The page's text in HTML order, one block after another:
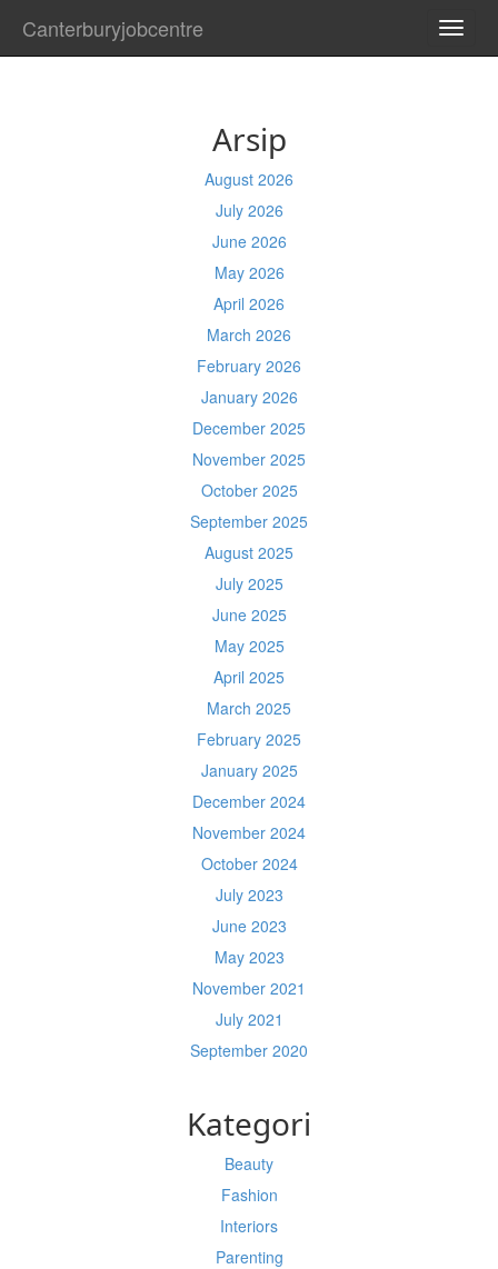
Canterburyjobcentre
Arsip
August 2026
July 2026
June 2026
May 2026
April 2026
March 2026
February 2026
January 2026
December 2025
November 2025
October 2025
September 2025
August 2025
July 2025
June 2025
May 2025
April 2025
March 2025
February 2025
January 2025
December 2024
November 2024
October 2024
July 2023
June 2023
May 2023
November 2021
July 2021
September 2020
Kategori
Beauty
Fashion
Interiors
Parenting